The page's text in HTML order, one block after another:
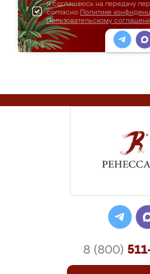
Я соглашаюсь на передачу
согласно Политике
Пользовательскому
8 (800)